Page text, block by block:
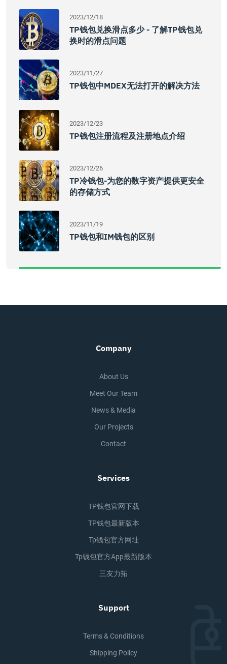
2023/12/18
TP钱包兑换滑点多少 - 了解TP钱包兑
换时的滑点问题
2023/11/27
TP钱包中MDEX无法打开的解决方法
2023/12/23
TP钱包注册流程及注册地点介绍
2023/12/26
TP冷钱包-为您的数字资产提供更安全
的存储方式
2023/11/19
TP钱包和IM钱包的区别
Company
About Us
Meet Our Team
News & Media
Our Projects
Contact
Services
TP钱包官网下载
TP钱包最新版本
Tp钱包官方网址
Tp钱包官方app最新版本
三友力拓
Support
Terms & Conditions
Shipping Policy